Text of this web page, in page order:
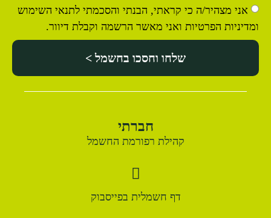
אני מצהיר/ה כי קראתי, הבנתי והסכמתי לתנאי השימוש
ומדיניות הפרטיות ואני מאשר הרשמה וקבלת דיוור.
שלחו וחסכו בחשמל >
חברתי
קהילת רפורמת החשמל
דף חשמלית בפייסבוק